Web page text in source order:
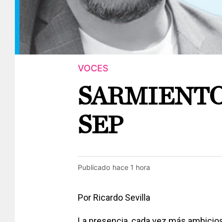
VOCES
SEP
Publicado hace 1 hora
Por Ricardo Sevilla